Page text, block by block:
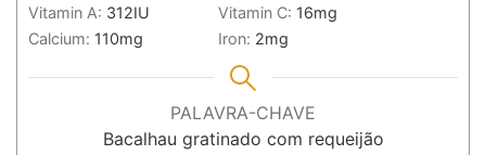
Vitamin A: 312IU Vitamin C: 16mg
Calcium: 110mg Iron: 2mg
PALAVRA-CHAVE
Bacalhau gratinado com requeijão